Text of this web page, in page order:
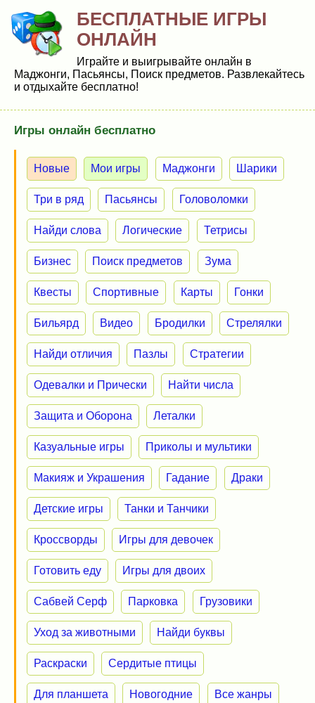
БЕСПЛАТНЫЕ ИГРЫ
ОНЛАЙН
Играйте и выигрывайте онлайн в
Маджонги, Пасьянсы, Поиск предметов. Развлекайтесь
и отдыхайте бесплатно!
Игры онлайн бесплатно
Новые Мои игры Маджонги Шарики
Три в ряд Пасьянсы Головоломки
Найди слова Логические Тетрисы
Бизнес Поиск предметов Зума
Квесты Спортивные Карты Гонки
Бильярд Видео Бродилки Стрелялки
Найди отличия Пазлы Стратегии
Одевалки и Прически Найти числа
Защита и Оборона Леталки
Казуальные игры Приколы и мультики
Макияж и Украшения Гадание Драки
Детские игры Танки и Танчики
Кроссворды Игры для девочек
Готовить еду Игры для двоих
Сабвей Серф Парковка Грузовики
Уход за животными Найди буквы
Раскраски Сердитые птицы
Для планшета Новогодние Все жанры